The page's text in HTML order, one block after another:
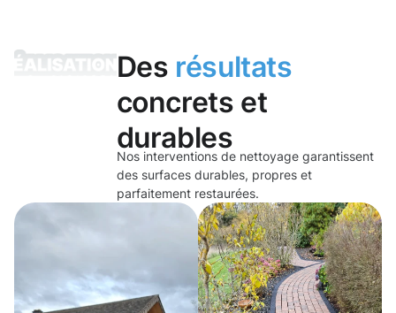
Des résultats
concrets et
durables
Nos interventions de nettoyage garantissent
des surfaces durables, propres et
parfaitement restaurées.